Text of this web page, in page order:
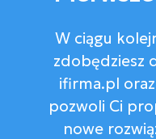
W ciągu
zdobędziesz
ifirma.pl
pozwoli Ci
nowe